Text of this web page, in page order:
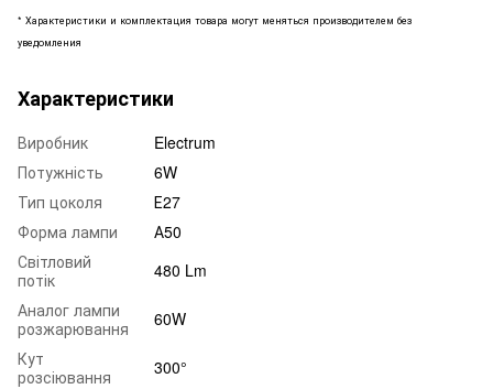
* Характеристики и комплектация товара могут меняться производителем без
уведомления
Характеристики
Виробник
Electrum
Потужність
6W
Тип цоколя
Е27
Форма лампи
А50
Світловий
потік
480 Lm
Аналог лампи
розжарювання
60W
Кут
розсіювання
300°